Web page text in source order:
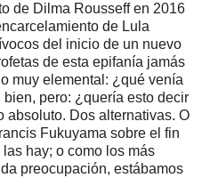
de Dilma Rousseff en 2016
de Lula
del inicio de un nuevo
de esta epifanía jamás
muy elemental: ¿qué venía
pero: ¿quería esto decir
absoluto. Dos alternativas. O
Fukuyama sobre el fin
hay; o como los más
preocupación, estábamos